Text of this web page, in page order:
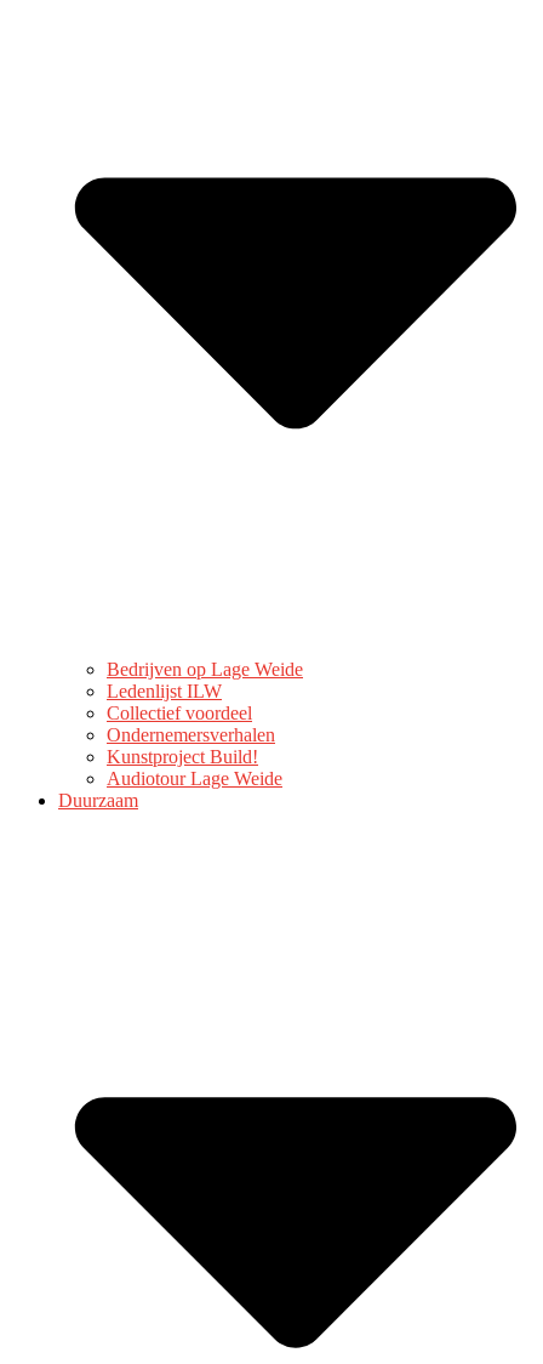
Bedrijven op Lage Weide
Ledenlijst ILW
Collectief voordeel
Ondernemersverhalen
Kunstproject Build!
Audiotour Lage Weide
Duurzaam